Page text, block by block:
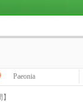
Paeonia